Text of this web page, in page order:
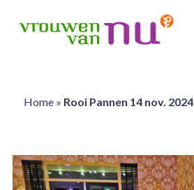
Home» Rooi Pannen 14 nov. 2024